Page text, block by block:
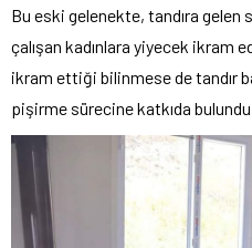
Bu eski gelenekte, tandıra gelen
çalışan kadınlara yiyecek ikram
ikram ettiği bilinmese de tandır
pişirme sürecine katkıda